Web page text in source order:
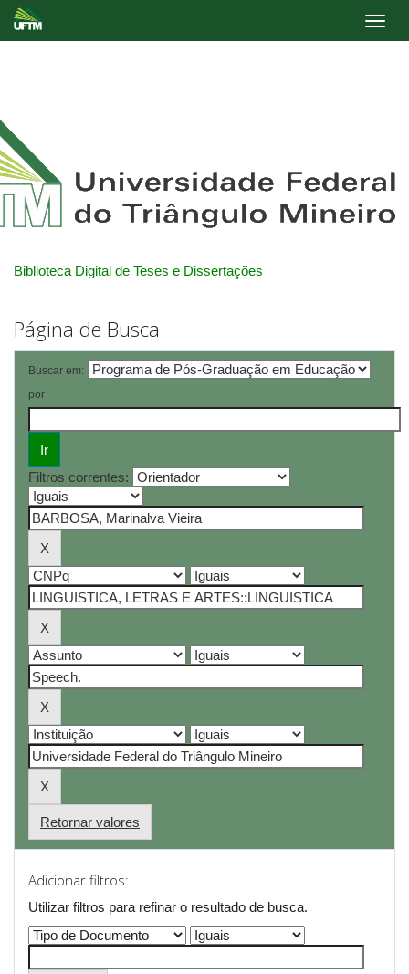
Biblioteca Digital de Teses e Dissertações
Página de Busca
Buscar em:
por
Filtros correntes:
Retornar valores
Adicionar filtros:
Utilizar filtros para refinar o resultado de busca.